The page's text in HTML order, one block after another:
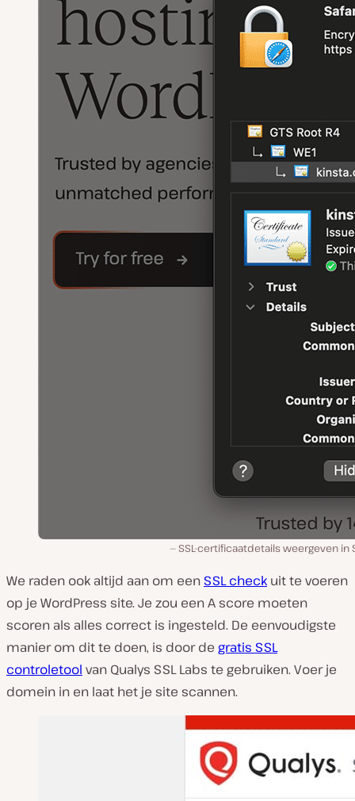
SSL-certificaatdetails weergeven in
We raden ook altijd aan om een SSL check uit te voeren
op je WordPress site. Je zou een A score moeten
scoren als alles correct is ingesteld. De eenvoudigste
manier om dit te doen, is door de gratis SSL
controletool van Qualys SSL Labs te gebruiken. Voer je
domein in en laat het je site scannen.